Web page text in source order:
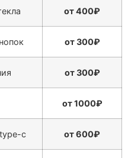
от 400₽
от 300₽
от 300₽
от 1000₽
c от 600₽